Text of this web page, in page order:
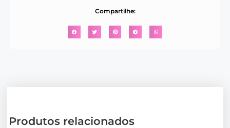
Compartilhe:
Produtos relacionados